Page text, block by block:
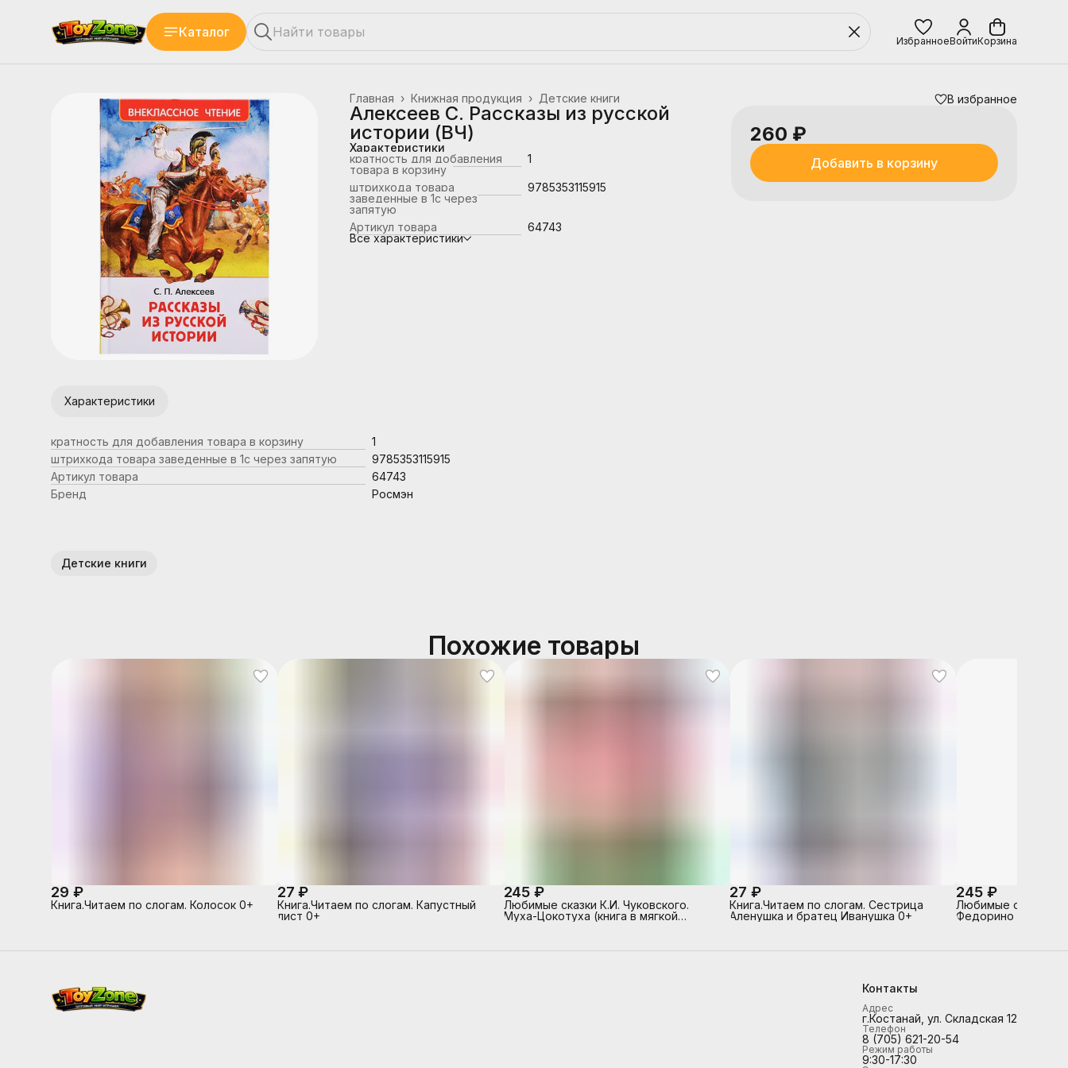
Каталог
ИзбранноеВойтиКорзина
Детские книги
Книжная продукция ›
Главная ›
Алексеев С. Рассказы из русской
истории (ВЧ)
Характеристики
кратность для добавления
товара в корзину
1
штрихкода товара
заведенные в 1с через
запятую
9785353115915
Артикул товара
64743
Все характеристики
В избранное
260 ₽
Добавить в корзину
Характеристики
кратность для добавления товара в корзину
1
штрихкода товара заведенные в 1с через запятую
9785353115915
Артикул товара
64743
Бренд
Росмэн
Детские книги
Похожие товары
29 ₽
Книга.Читаем по слогам. Колосок 0+
27 ₽
Книга.Читаем по слогам. Капустный
лист 0+
245 ₽
Любимые сказки К.И. Чуковского.
Муха-Цокотуха (книга в мягкой
27 ₽
Книга.Читаем по слогам. Сестрица
Аленушка и братец Иванушка 0+
245 ₽
Любимые сказки
Федорино горе
Контакты
Адрес
г.Костанай, ул. Складская 12
Телефон
8 (705) 621-20-54
Режим работы
9:30-17:30